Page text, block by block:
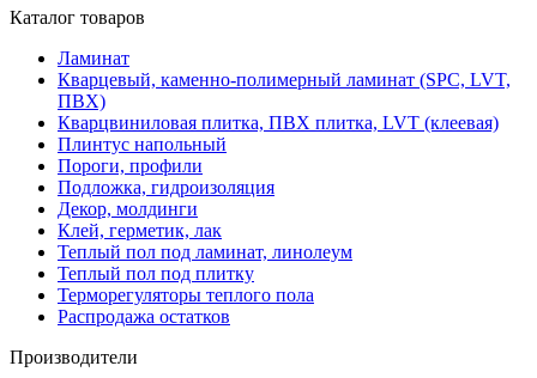
Каталог товаров
Ламинат
Кварцевый, каменно-полимерный ламинат (SPC, LVT,
ПВХ)
Кварцвиниловая плитка, ПВХ плитка, LVT (клеевая)
Плинтус напольный
Пороги, профили
Подложка, гидроизоляция
Декор, молдинги
Клей, герметик, лак
Теплый пол под ламинат, линолеум
Теплый пол под плитку
Терморегуляторы теплого пола
Распродажа остатков
Производители